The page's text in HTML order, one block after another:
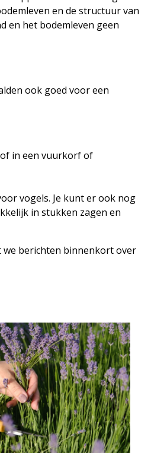
en de structuur van
en het bodemleven geen
ook goed voor een
in een vuurkorf of
vogels. Je kunt er ook nog
in stukken zagen en
we berichten binnenkort over